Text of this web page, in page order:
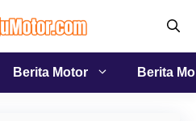
Berita Motor Berita